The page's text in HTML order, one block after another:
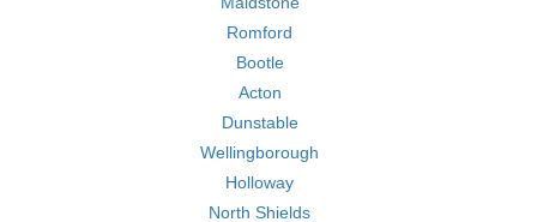
Romford
Bootle
Acton
Dunstable
Wellingborough
Holloway
North Shields